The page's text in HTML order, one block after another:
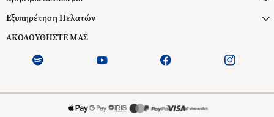
Εξυπηρέτηση Πελατών
ΑΚΟΛΟΥΘΗΣΤΕ ΜΑΣ